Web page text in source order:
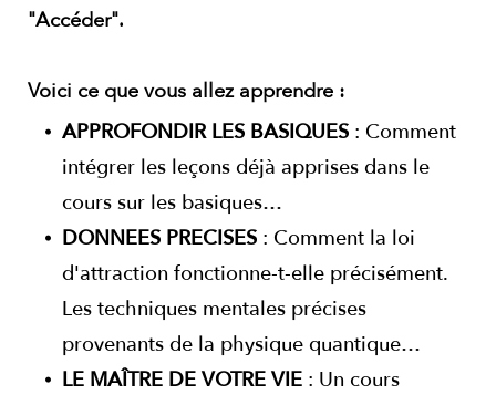
"Accéder".
Voici ce que vous allez apprendre :
APPROFONDIR LES BASIQUES : Comment
intégrer les leçons déjà apprises dans le
cours sur les basiques…
DONNEES PRECISES : Comment la loi
d'attraction fonctionne-t-elle précisément.
Les techniques mentales précises
provenants de la physique quantique…
LE MAÎTRE DE VOTRE VIE : Un cours